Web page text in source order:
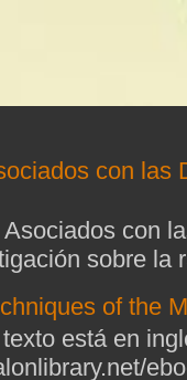
con las
con
sobre la
of the
está en